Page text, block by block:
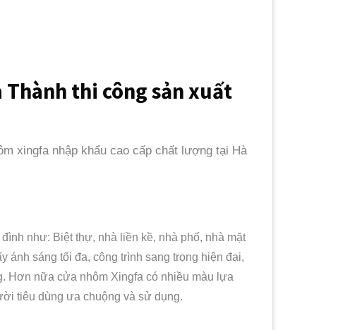
Thành thi công sản xuất
xingfa nhập khẩu cao cấp chất lượng tại Hà
như: Biệt thự, nhà liền kề, nhà phố, nhà mặt
sáng tối đa, công trình sang trọng hiện đại,
Hơn nữa cửa nhôm Xingfa có nhiều màu lựa
tiêu dùng ưa chuộng và sử dụng.